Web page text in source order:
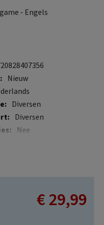
- Engels
Nieuw
Diversen
Diversen
Nee
€ 29,99